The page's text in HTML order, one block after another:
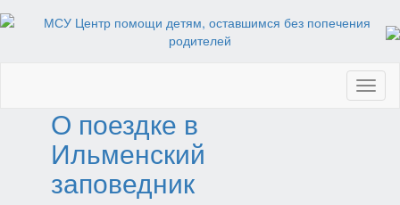
О поездке в
Ильменский
заповедник